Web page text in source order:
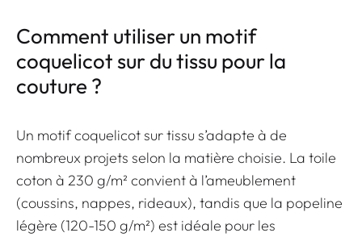
Comment utiliser un motif
coquelicot sur du tissu pour la
couture ?
Un motif coquelicot sur tissu s’adapte à de
nombreux projets selon la matière choisie. La toile
coton à 230 g/m² convient à l’ameublement
(coussins, nappes, rideaux), tandis que la popeline
légère (120-150 g/m²) est idéale pour les